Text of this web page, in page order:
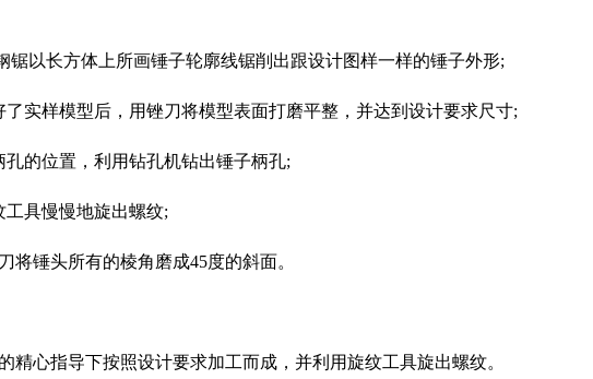
锯以长方体上所画锤子轮廓线锯削出跟设计图样一样的锤子外形;
了实样模型后，用锉刀将模型表面打磨平整，并达到设计要求尺寸;
的位置，利用钻孔机钻出锤子柄孔;
具慢慢地旋出螺纹;
将锤头所有的棱角磨成45度的斜面。
精心指导下按照设计要求加工而成，并利用旋纹工具旋出螺纹。